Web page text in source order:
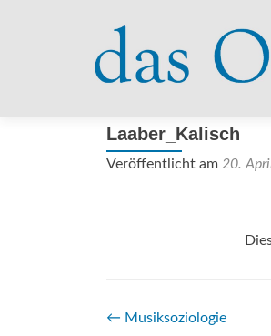
Laaber_Kalisch
Veröffentlicht am 20.
Beitrags-
← Musiksoziologie